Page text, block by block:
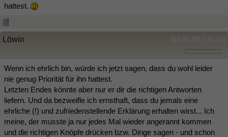
hattest.
(13.07.2017 21:51)
Löwin
Wenn ich ehrlich bin, würde ich jetzt sagen, dass du wohl leider
nie genug Priorität für ihn hattest.
Letzten Endes könnte aber nur er dir die richtigen Antworten
liefern. Und da bezweifle ich ernsthaft, dass du jemals eine
ehrliche (!) und zufriedenstellende Erklärung erhalten wirst... Ich
meine, der musste ja nur jedes Mal wieder angerannt kommen
und die richtigen Knöpfe drücken bzw. Dinge sagen - und schon